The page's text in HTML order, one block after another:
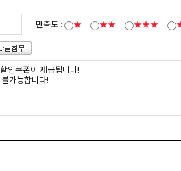
만족도 : ★ ★★ ★★★